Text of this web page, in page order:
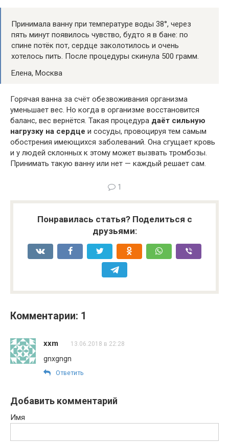
Принимала ванну при температуре воды 38°, через
пять минут появилось чувство, будто я в бане: по
спине потёк пот, сердце заколотилось и очень
хотелось пить. После процедуры скинула 500 грамм.
Елена, Москва
Горячая ванна за счёт обезвоживания организма
уменьшает вес. Но когда в организме восстановится
баланс, вес вернётся. Такая процедура даёт сильную
нагрузку на сердце и сосуды, провоцируя тем самым
обострения имеющихся заболеваний. Она сгущает кровь
и у людей склонных к этому может вызвать тромбозы.
Принимать такую ванну или нет — каждый решает сам.
1
Понравилась статья? Поделиться с
друзьями:
Комментарии: 1
xxm 13.06.2018 в 22:28
gnxgngn
Ответить
Добавить комментарий
Имя